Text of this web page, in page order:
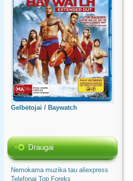
Gelbėtojai / Baywatch
Draugai
Nemokama muzika tau aliexpress
Telefonai Top Foreks